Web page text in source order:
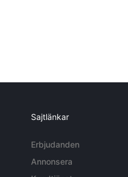
Sajtlänkar
Erbjudanden
Annonsera